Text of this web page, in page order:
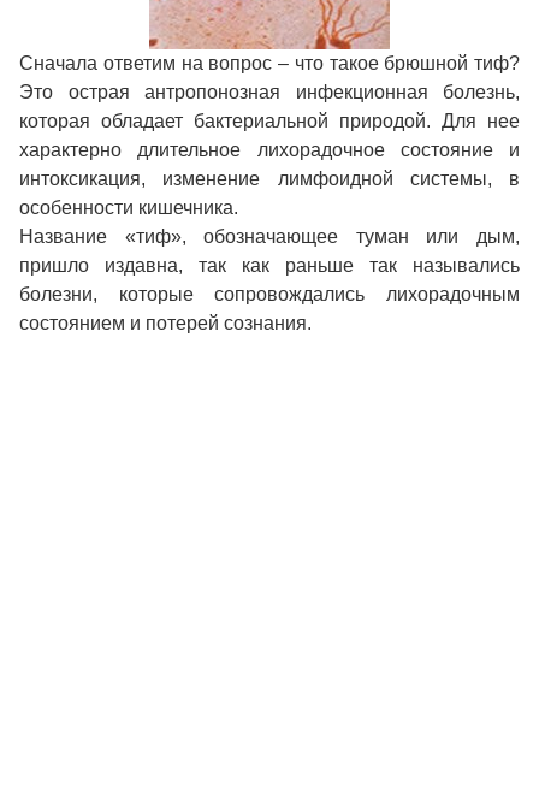
Сначала ответим на вопрос – что такое брюшной тиф?
Это острая антропонозная инфекционная болезнь,
которая обладает бактериальной природой. Для нее
характерно длительное лихорадочное состояние и
интоксикация, изменение лимфоидной системы, в
особенности кишечника.
Название «тиф», обозначающее туман или дым,
пришло издавна, так как раньше так назывались
болезни, которые сопровождались лихорадочным
состоянием и потерей сознания.